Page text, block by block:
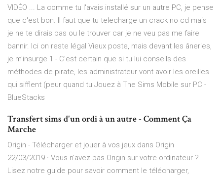
VIDÉO ... La comme tu l'avais installé sur un autre PC, je pense
que c'est bon. Il faut que tu telecharge un crack no cd mais
je ne te dirais pas ou le trouver car je ne veu pas me faire
bannir. Ici on reste légal Vieux poste, mais devant les âneries,
je m'insurge 1 - C'est certain que si tu lui conseils des
méthodes de pirate, les administrateur vont avoir les oreilles
qui sifflent (peur quand tu Jouez à The Sims Mobile sur PC -
BlueStacks
Transfert sims d'un ordi à un autre - Comment Ça
Marche
Origin - Télécharger et jouer à vos jeux dans Origin
22/03/2019 · Vous n'avez pas Origin sur votre ordinateur ?
Lisez notre guide pour savoir comment le télécharger,